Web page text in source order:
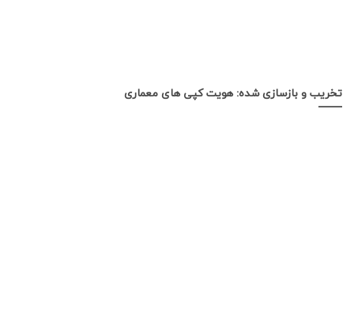
تخریب و بازسازی شده: هویت کپی های معماری